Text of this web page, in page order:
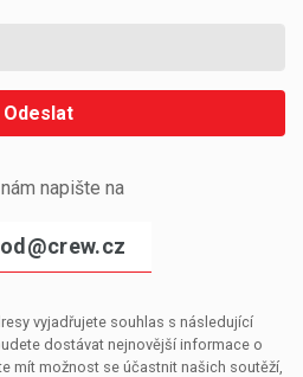
Odeslat
napište na
vyjadřujete souhlas s následující
dostávat nejnovější informace o
mít možnost se účastnit našich soutěží,